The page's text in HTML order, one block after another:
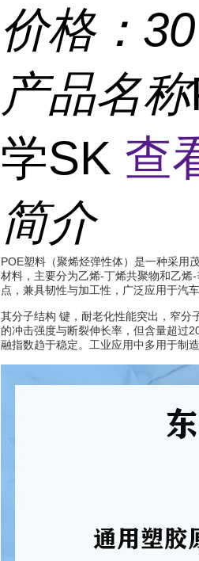
价格： 30
产品名称
学SK 查
简介
POE塑料（聚烯烃弹性体）是一种采用
材料，主要分为乙烯-丁烯共聚物和乙烯
点，兼具韧性与加工性，广泛应用于汽
其分子结构 键，耐老化性能突出，窄分
的冲击强度与断裂伸长率，但含量超过
融指数趋于稳定。工业应用中多用于制